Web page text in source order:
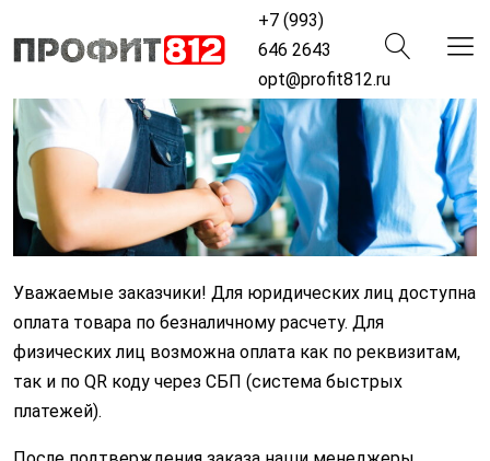
+7 (993)
646 2643
opt@profit812.ru
Уважаемые заказчики! Для юридических лиц доступна
оплата товара по безналичному расчету. Для
физических лиц возможна оплата как по реквизитам,
так и по QR коду через СБП (система быстрых
платежей).